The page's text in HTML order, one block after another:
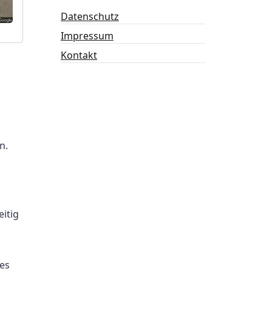
Datenschutz
Impressum
Kontakt